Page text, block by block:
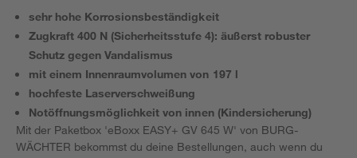
sehr hohe Korrosionsbeständigkeit
Zugkraft 400 N (Sicherheitsstufe 4): äußerst robuster
Schutz gegen Vandalismus
mit einem Innenraumvolumen von 197 l
hochfeste Laserverschweißung
Notöffnungsmöglichkeit von innen (Kindersicherung)
Mit der Paketbox 'eBoxx EASY+ GV 645 W' von BURG-
WÄCHTER bekommst du deine Bestellungen, auch wenn du